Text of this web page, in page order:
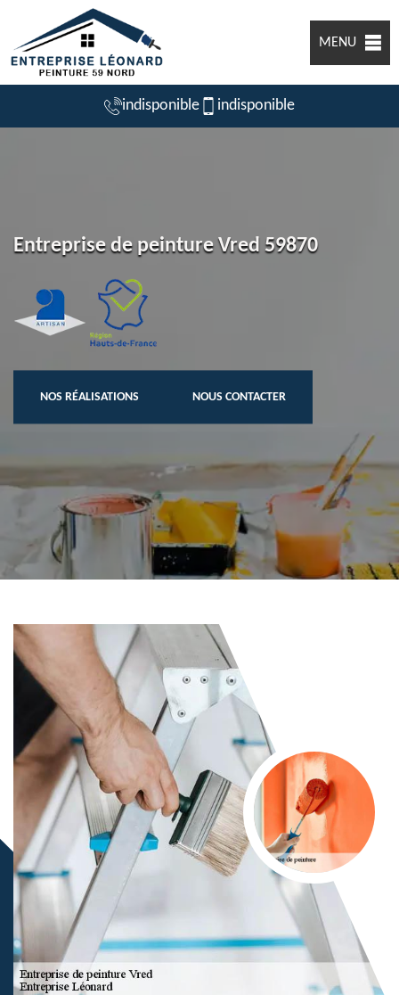
MENU
indisponible indisponible
Entreprise de peinture Vred 59870
NOS RÉALISATIONS NOUS CONTACTER